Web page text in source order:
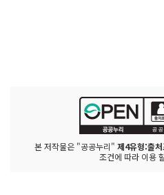
본 저작물은 "공공누리" 제4유형:출
조건에 따라 이용